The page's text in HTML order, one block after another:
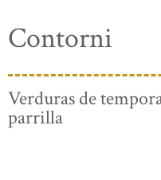
Contorni
Verduras de
parrilla